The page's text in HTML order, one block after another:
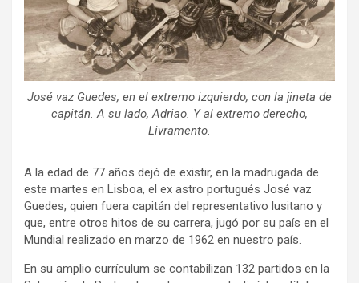
José vaz Guedes, en el extremo izquierdo, con la jineta de
capitán. A su lado, Adriao. Y al extremo derecho,
Livramento.
A la edad de 77 años dejó de existir, en la madrugada de
este martes en Lisboa, el ex astro portugués José vaz
Guedes, quien fuera capitán del representativo lusitano y
que, entre otros hitos de su carrera, jugó por su país en el
Mundial realizado en marzo de 1962 en nuestro país.
En su amplio currículum se contabilizan 132 partidos en la